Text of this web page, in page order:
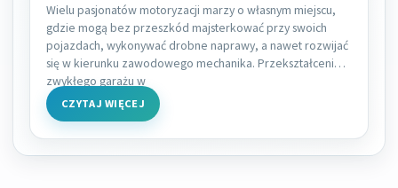
Wielu pasjonatów motoryzacji marzy o własnym miejscu,
gdzie mogą bez przeszkód majsterkować przy swoich
pojazdach, wykonywać drobne naprawy, a nawet rozwijać
się w kierunku zawodowego mechanika. Przekształcenie
zwykłego garażu w
CZYTAJ WIĘCEJ